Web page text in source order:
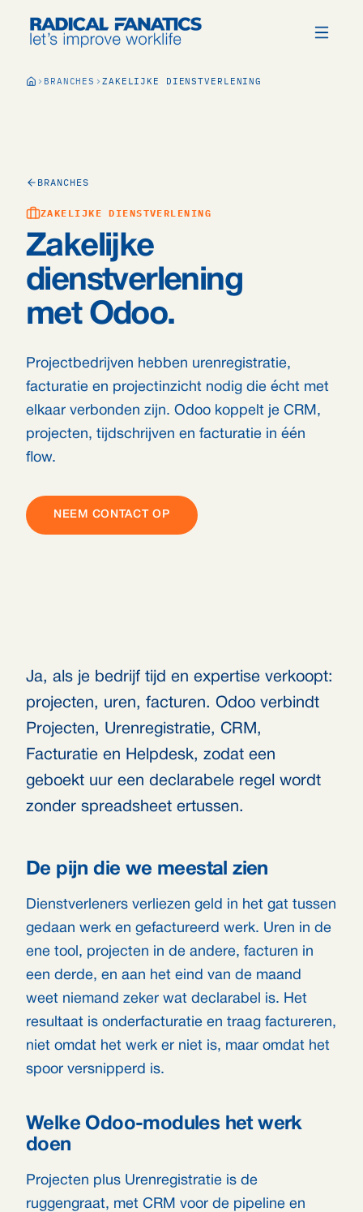
BRANCHES ZAKELIJKE DIENSTVERLENING
BRANCHES
ZAKELIJKE DIENSTVERLENING
Zakelijke
dienstverlening
met Odoo.
Projectbedrijven hebben urenregistratie,
facturatie en projectinzicht nodig die écht met
elkaar verbonden zijn. Odoo koppelt je CRM,
projecten, tijdschrijven en facturatie in één
flow.
NEEM CONTACT OP
Ja, als je bedrijf tijd en expertise verkoopt:
projecten, uren, facturen. Odoo verbindt
Projecten, Urenregistratie, CRM,
Facturatie en Helpdesk, zodat een
geboekt uur een declarabele regel wordt
zonder spreadsheet ertussen.
De pijn die we meestal zien
Dienstverleners verliezen geld in het gat tussen
gedaan werk en gefactureerd werk. Uren in de
ene tool, projecten in de andere, facturen in
een derde, en aan het eind van de maand
weet niemand zeker wat declarabel is. Het
resultaat is onderfacturatie en traag factureren,
niet omdat het werk er niet is, maar omdat het
spoor versnipperd is.
Welke Odoo-modules het werk
doen
Projecten plus Urenregistratie is de
ruggengraat, met CRM voor de pipeline en